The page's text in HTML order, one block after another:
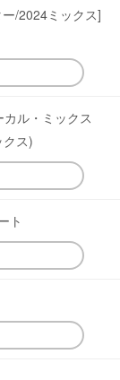
/2024ミックス]
ル・ミックス
ス)
ト